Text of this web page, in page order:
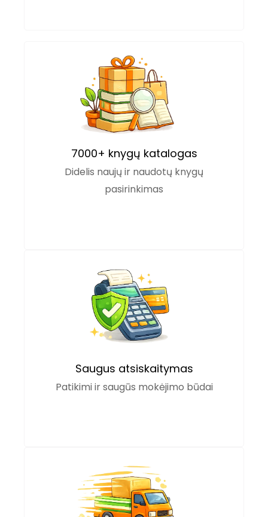
7000+ knygų katalogas
Didelis naujų ir naudotų knygų
pasirinkimas
Saugus atsiskaitymas
Patikimi ir saugūs mokėjimo būdai